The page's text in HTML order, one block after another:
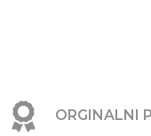
ORGINALNI